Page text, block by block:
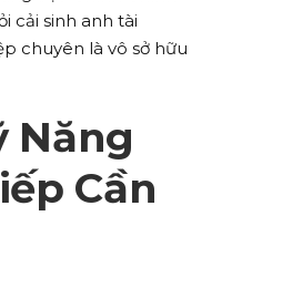
cải sinh anh tài
chuyên là vô sở hữu
Năng
Cần